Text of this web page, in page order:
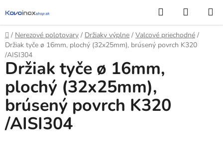
na
obsah
Hľadať
KOŠÍK
Domov
/ Nerezové polotovary / Držiaky výplne / Valcové priechodné /
Držiak tyče ø 16mm, plochý (32x25mm), brúsený povrch K320
/AISI304
Držiak tyče ø 16mm,
plochý (32x25mm),
brúsený povrch K320
/AISI304